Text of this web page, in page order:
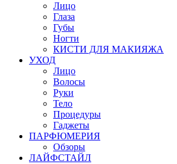
Лицо
Глаза
Губы
Ногти
КИСТИ ДЛЯ МАКИЯЖА
УХОД
Лицо
Волосы
Руки
Тело
Процедуры
Гаджеты
ПАРФЮМЕРИЯ
Обзоры
ЛАЙФСТАЙЛ